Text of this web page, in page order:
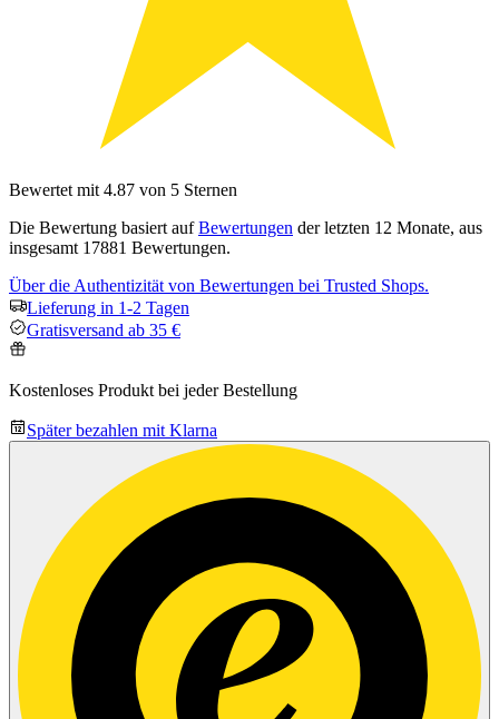
Bewertet mit 4.87 von 5 Sternen
Die Bewertung basiert aufBewertungen der letzten 12 Monate, aus
insgesamt 17881 Bewertungen.
Über die Authentizität von Bewertungen bei Trusted Shops.
Lieferung in 1-2 Tagen
Gratisversand ab 35 €
Kostenloses Produkt bei jeder Bestellung
Später bezahlen mit Klarna